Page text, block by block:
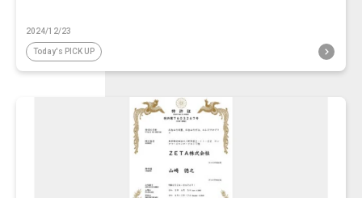
2024/12/23
Today's PICK UP